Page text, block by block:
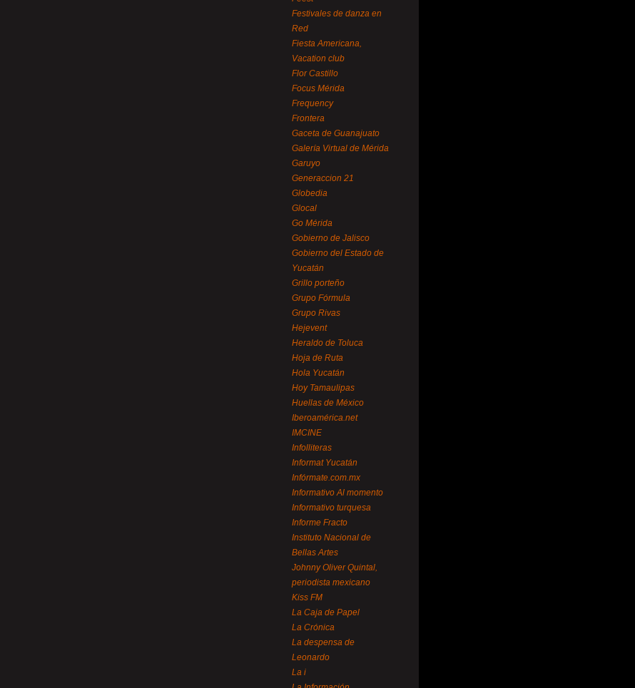
Festivales de danza en
Red
Fiesta Americana,
Vacation club
Flor Castillo
Focus Mérida
Frequency
Frontera
Gaceta de Guanajuato
Galería Virtual de Mérida
Garuyo
Generaccion 21
Globedia
Glocal
Go Mérida
Gobierno de Jalisco
Gobierno del Estado de
Yucatán
Grillo porteño
Grupo Fórmula
Grupo Rivas
Hejevent
Heraldo de Toluca
Hoja de Ruta
Hola Yucatán
Hoy Tamaulipas
Huellas de México
Iberoamérica.net
IMCINE
Infolliteras
Informat Yucatán
Infórmate.com.mx
Informativo Al momento
Informativo turquesa
Informe Fracto
Instituto Nacional de
Bellas Artes
Johnny Oliver Quintal,
periodista mexicano
Kiss FM
La Caja de Papel
La Crónica
La despensa de
Leonardo
La i